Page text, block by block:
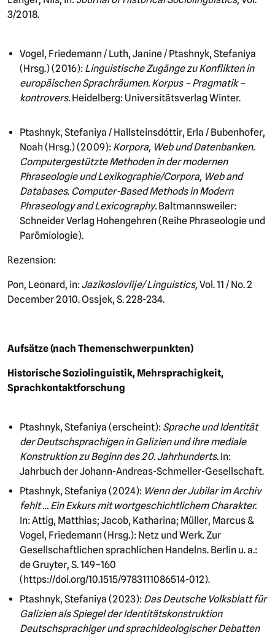
3/2018.
Vogel, Friedemann / Luth, Janine / Ptashnyk, Stefaniya
(Hrsg.) (2016): Linguistische Zugänge zu Konflikten in
europäischen Sprachräumen. Korpus – Pragmatik –
kontrovers. Heidelberg: Universitätsverlag Winter.
Ptashnyk, Stefaniya / Hallsteinsdóttir, Erla / Bubenhofer,
Noah (Hrsg.) (2009): Korpora, Web und Datenbanken.
Computergestützte Methoden in der modernen
Phraseologie und Lexikographie/Corpora, Web and
Databases. Computer-Based Methods in Modern
Phraseology and Lexicography. Baltmannsweiler:
Schneider Verlag Hohengehren (Reihe Phraseologie und
Parömiologie).
Rezension:
Pon, Leonard, in: Jazikoslovlije/ Linguistics,Vol. 11 / No. 2
December 2010. Ossjek, S. 228-234.
Aufsätze (nach Themenschwerpunkten)
Historische Soziolinguistik, Mehrsprachigkeit,
Sprachkontaktforschung
Ptashnyk, Stefaniya (erscheint): Sprache und Identität
der Deutschsprachigen in Galizien und ihre mediale
Konstruktion zu Beginn des 20. Jahrhunderts. In:
Jahrbuch der Johann-Andreas-Schmeller-Gesellschaft.
Ptashnyk, Stefaniya (2024): Wenn der Jubilar im Archiv
fehlt … Ein Exkurs mit wortgeschichtlichem Charakter.
In: Attig, Matthias; Jacob, Katharina; Müller, Marcus &
Vogel, Friedemann (Hrsg.): Netz und Werk. Zur
Gesellschaftlichen sprachlichen Handelns. Berlin u. a.:
de Gruyter, S. 149–160
(https://doi.org/10.1515/9783111086514-012).
Ptashnyk, Stefaniya (2023): Das Deutsche Volksblatt für
Galizien als Spiegel der Identitätskonstruktion
Deutschsprachiger und sprachideologischer Debatten